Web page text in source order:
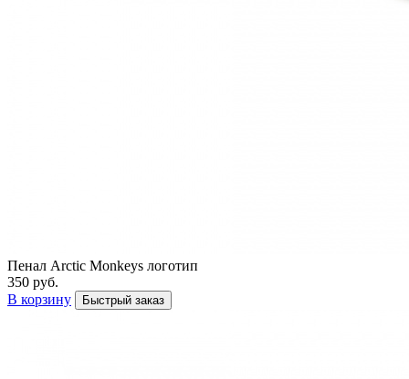
Пенал Arctic Monkeys логотип
350 руб.
В корзину
Быстрый заказ